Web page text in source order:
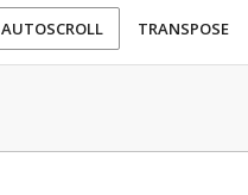
AUTOSCROLL TRANSPOSE